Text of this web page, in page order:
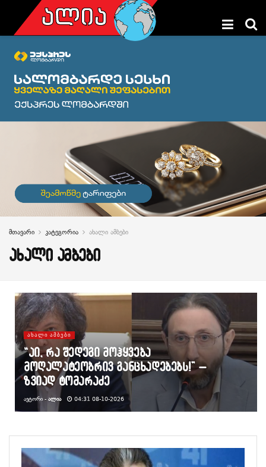
მთავარი კატეგორია ახალი ამბები
ახალი ამბები
ᲐᲮᲐᲚᲘ ᲐᲛᲑᲔᲑᲘ
“აი, რა შედეგი მოჰყვება
მოღალატეობრივ განცხადებებს!” –
ზვიად ტომარაძე
ᲐᲕᲢᲝᲠᲘ - ᲐᲚᲘᲐ 04:31 08-10-2026